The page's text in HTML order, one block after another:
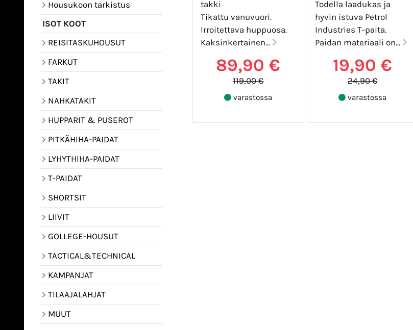
Housukoon tarkistus
ISOT KOOT
REISITASKUHOUSUT
FARKUT
TAKIT
NAHKATAKIT
HUPPARIT & PUSEROT
PITKÄHIHA-PAIDAT
LYHYTHIHA-PAIDAT
T-PAIDAT
SHORTSIT
LIIVIT
GOLLEGE-HOUSUT
TACTICAL&TECHNICAL
KAMPANJAT
TILAAJALAHJAT
MUUT
takki
Tikattu vanuvuori.
Irroitettava huppuosa.
Kaksinkertainen...
89,90 €
119,00 €
varastossa
Todella laadukas ja
hyvin istuva Petrol
Industries T-paita.
Paidan materiaali on...
19,90 €
24,90 €
varastossa